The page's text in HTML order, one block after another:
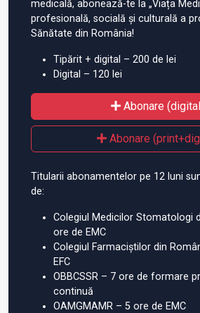
medicală, abonează-te la „Viața
profesională, socială și culturală a
Sănătate din România!
Tipărit + digital – 200 de lei
Digital – 120 lei
Abonare
Abonare
Titularii abonamentelor pe 12 luni
de:
Colegiul Medicilor Stomatologi
ore de EMC
Colegiul Farmaciștilor din
EFC
OBBCSSR – 7 ore de formare
continuă
OAMGMAMR – 5 ore de EMC